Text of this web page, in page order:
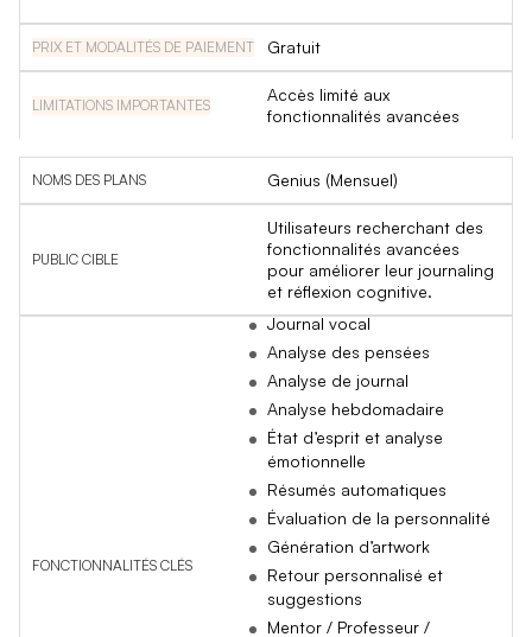
Gratuit
Accès limité aux
fonctionnalités avancées
Genius (Mensuel)
Utilisateurs recherchant des
fonctionnalités avancées
pour améliorer leur journaling
et réflexion cognitive.
Journal vocal
Analyse des pensées
Analyse de journal
Analyse hebdomadaire
État d’esprit et analyse
émotionnelle
Résumés automatiques
Évaluation de la personnalité
Génération d’artwork
Retour personnalisé et
suggestions
Mentor / Professeur /